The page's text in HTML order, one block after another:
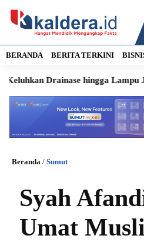
BERANDA BERITA TERKINI
Drainase hingga Lampu
Beranda / Sumut
Syah
Umat